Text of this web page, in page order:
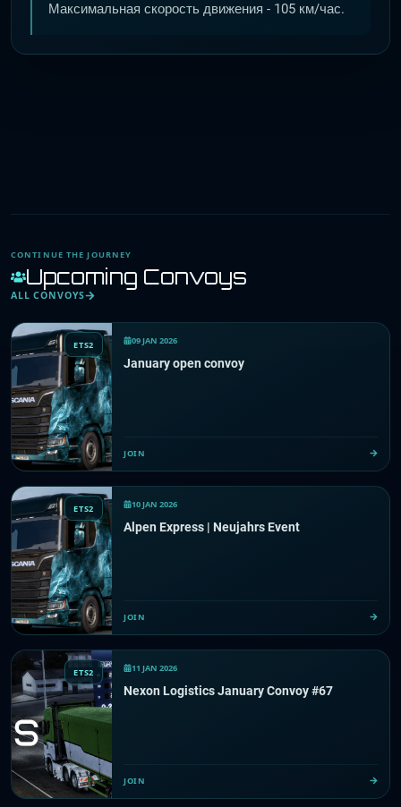
Максимальная скорость движения - 105 км/час.
CONTINUE THE JOURNEY
Upcoming Convoys
ALL CONVOYS
ETS2 09 JAN 2026
January open convoy
JOIN
ETS2 10 JAN 2026
Alpen Express | Neujahrs Event
JOIN
ETS2 11 JAN 2026
Nexon Logistics January Convoy #67
JOIN